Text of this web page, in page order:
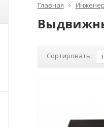
Главная
Сортировать: